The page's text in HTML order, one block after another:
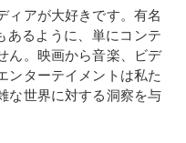
ィアが大好きです。有名
あるように、単にコンテ
ん。映画から音楽、ビデ
ンターテイメントは私た
な世界に対する洞察を与